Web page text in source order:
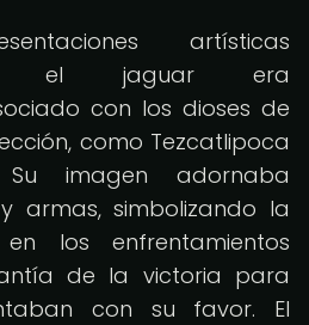
artísticas
el jaguar era
con los dioses de
como Tezcatlipoca
Su imagen adornaba
armas, simbolizando la
los enfrentamientos
de la victoria para
con su favor. El